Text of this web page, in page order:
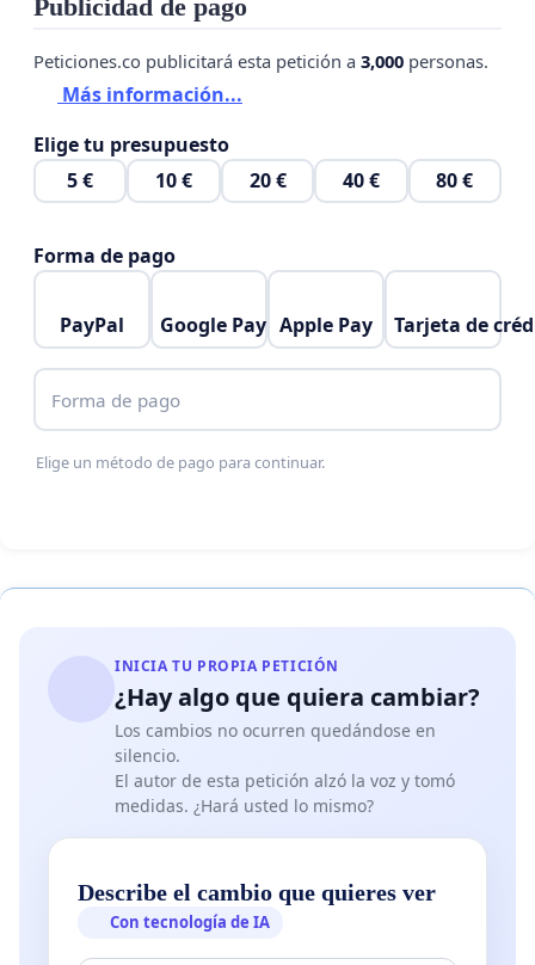
Publicidad de pago
Peticiones.co publicitará esta petición a 3,000 personas.
Más información...
Elige tu presupuesto
5 €
10 € 20 € 40 € 80 €
Forma de pago
PayPal Google Pay Apple Pay Tarjeta de
Forma de pago
Elige un método de pago para continuar.
INICIA TU PROPIA PETICIÓN
¿Hay algo que quiera cambiar?
Los cambios no ocurren quedándose en
silencio.
El autor de esta petición alzó la voz y tomó
medidas. ¿Hará usted lo mismo?
Describe el cambio que quieres ver
Con tecnología de IA